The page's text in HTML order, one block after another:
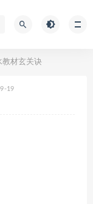
教材玄关诀
19